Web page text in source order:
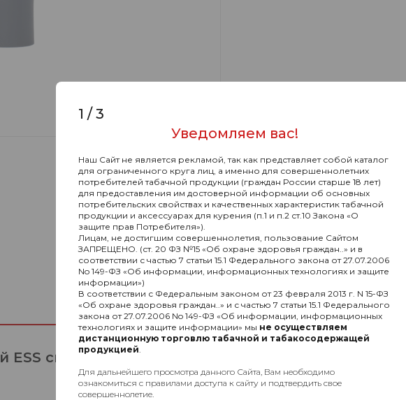
Комментарии
синее на чёрном
1 /3
Уведомляем вас!
Наш Сайт не является рекламой, так как представляет собой каталог
для ограниченного круга лиц, а именно для совершеннолетних
потребителей табачной продукции (граждан России старше 18 лет)
для предоставления им достоверной информации об основных
потребительских свойствах и качественных характеристик табачной
продукции и аксессуарах для курения (п.1 и п.2 ст.10 Закона «О
защите прав Потребителя»).
Лицам, не достигшим совершеннолетия, пользование Сайтом
ЗАПРЕЩЕНО. (ст. 20 ФЗ №15 «Об охране здоровья граждан..» и в
соответствии с частью 7 статьи 15.1 Федерального закона от 27.07.2006
No 149-ФЗ «Об информации, информационных технологиях и защите
информации»)
В соответствии с Федеральным законом от 23 февраля 2013 г. N 15-ФЗ
«Об охране здоровья граждан..» и с частью 7 статьи 15.1 Федерального
закона от 27.07.2006 No 149-ФЗ «Об информации, информационных
технологиях и защите информации» мы не осуществляем
дистанционную торговлю табачной и табакосодержащей
продукцией
Для дальнейшего просмотра данного Сайта, Вам необходимо
ознакомиться с правилами доступа к сайту и подтвердить свое
совершеннолетие.